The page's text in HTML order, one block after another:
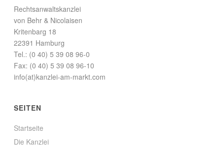
Rechtsanwaltskanzlei
von Behr & Nicolaisen
Kritenbarg 18
22391 Hamburg
Tel.: (0 40) 5 39 08 96-0
Fax: (0 40) 5 39 08 96-10
info(at)kanzlei-am-markt.com
SEITEN
Startseite
Die Kanzlei